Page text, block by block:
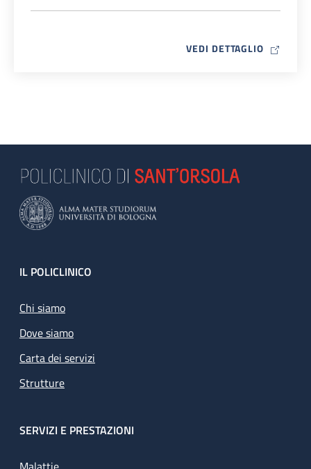
VEDI DETTAGLIO MAP ICON
Footer
IL POLICLINICO
Chi siamo
Dove siamo
Carta dei servizi
Strutture
SERVIZI E PRESTAZIONI